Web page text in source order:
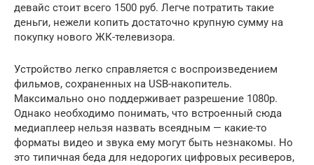
девайс стоит всего 1500 руб. Легче потратить такие
деньги, нежели копить достаточно крупную сумму на
покупку нового ЖК-телевизора.
Устройство легко справляется с воспроизведением
фильмов, сохраненных на USB-накопитель.
Максимально оно поддерживает разрешение 1080p.
Однако необходимо понимать, что встроенный сюда
медиаплеер нельзя назвать всеядным — какие-то
форматы видео и звука ему могут быть незнакомы. Но
это типичная беда для недорогих цифровых ресиверов,